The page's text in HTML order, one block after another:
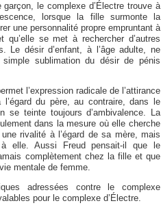
le complexe d’Électre trouve à
lorsque la fille surmonte la
une personnalité propre empruntant à
se met à rechercher d’autres
Le désir d’enfant, à l’âge adulte, ne
sublimation du désir de pénis
l’expression radicale de l’attirance
du père, au contraire, dans le
se teinte toujours d’ambivalence. La
dans la mesure où elle cherche
rivalité à l’égard de sa mère, mais
elle. Aussi Freud pensait-il que le
complètement chez la fille et que
mentale de femme.
adressées contre le complexe
pour le complexe d’Électre.